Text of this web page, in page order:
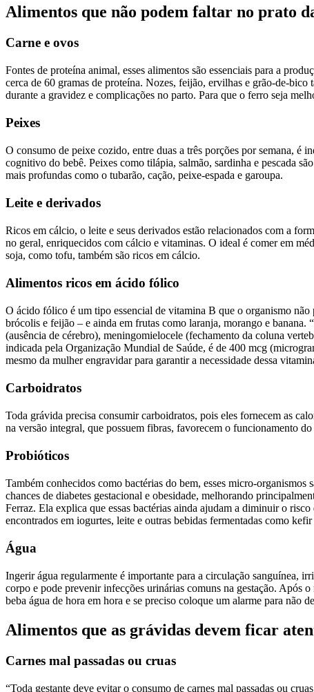
Alimentos que não podem faltar no prato
Carne e ovos
Fontes de proteína animal, esses alimentos são essenciais para a
cerca de 60 gramas de proteína. Nozes, feijão, ervilhas e grão-de-bico
durante a gravidez e complicações no parto. Para que o ferro seja
Peixes
O consumo de peixe cozido, entre duas a três porções por semana,
cognitivo do bebê. Peixes como tilápia, salmão, sardinha e pescada
mais profundas como o tubarão, cação, peixe-espada e garoupa.
Leite e derivados
Ricos em cálcio, o leite e seus derivados estão relacionados com a
no geral, enriquecidos com cálcio e vitaminas. O ideal é comer em
soja, como tofu, também são ricos em cálcio.
Alimentos ricos em ácido fólico
O ácido fólico é um tipo essencial de vitamina B que o organismo
brócolis e feijão – e ainda em frutas como laranja, morango e
(ausência de cérebro), meningomielocele (fechamento da coluna
indicada pela Organização Mundial de Saúde, é de 400 mcg
mesmo da mulher engravidar para garantir a necessidade dessa
Carboidratos
Toda grávida precisa consumir carboidratos, pois eles fornecem as
na versão integral, que possuem fibras, favorecem o funcionamento
Probióticos
Também conhecidos como bactérias do bem, esses micro-
chances de diabetes gestacional e obesidade, melhorando
Ferraz. Ela explica que essas bactérias ainda ajudam a diminuir o
encontrados em iogurtes, leite e outras bebidas fermentadas como
Água
Ingerir água regularmente é importante para a circulação sanguínea,
corpo e pode prevenir infecções urinárias comuns na gestação. Após
beba água de hora em hora e se preciso coloque um alarme para não
Alimentos que as grávidas devem ficar
Carnes mal passadas ou cruas
“Toda gestante deve evitar o consumo de carnes mal passadas ou